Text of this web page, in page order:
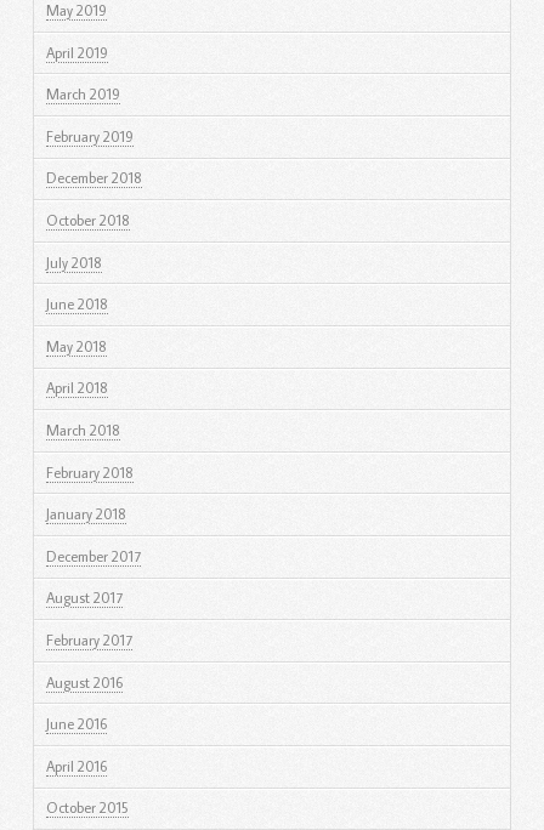
May 2019
April 2019
March 2019
February 2019
December 2018
October 2018
July 2018
June 2018
May 2018
April 2018
March 2018
February 2018
January 2018
December 2017
August 2017
February 2017
August 2016
June 2016
April 2016
October 2015